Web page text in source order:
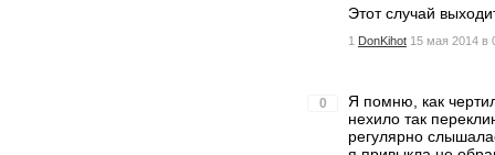
Этот случай
1 DonKihot 15 мая 2014 в
0
Я помню, как
нехило так
регулярно